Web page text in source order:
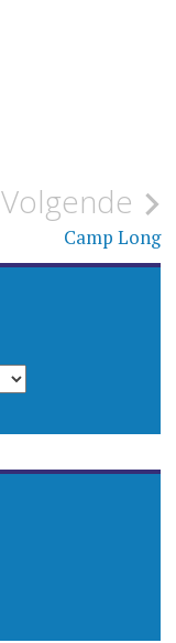
Volgende
Camp Long